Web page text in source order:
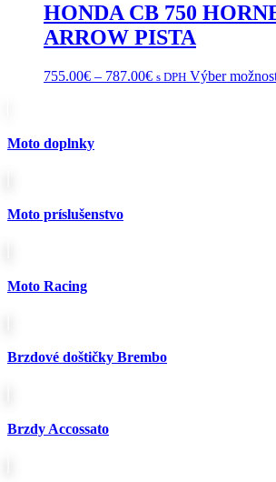
HONDA CB 750
ARROW PISTA
755.00€ – 787.00€Price
s DPH Výber
Moto doplnky
Moto príslušenstvo
Moto Racing
Brzdové doštičky Brembo
Brzdy Accossato